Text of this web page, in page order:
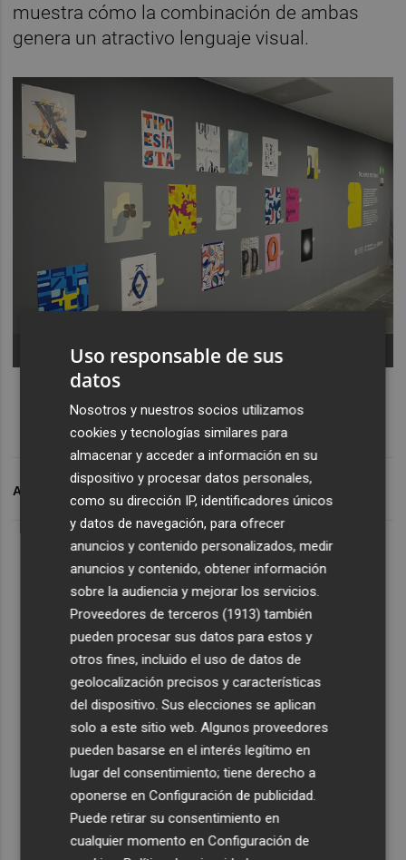
muestra cómo la combinación de ambas
genera un atractivo lenguaje visual.
ARCHIVADO EN
Uso responsable de sus
datos
Nosotros y nuestros socios utilizamos
cookies y tecnologías similares para
almacenar y acceder a información en su
dispositivo y procesar datos personales,
como su dirección IP, identificadores únicos
y datos de navegación, para ofrecer
anuncios y contenido personalizados, medir
anuncios y contenido, obtener información
sobre la audiencia y mejorar los servicios.
Proveedores de terceros (1913) también
pueden procesar sus datos para estos y
otros fines, incluido el uso de datos de
geolocalización precisos y características
del dispositivo. Sus elecciones se aplican
solo a este sitio web. Algunos proveedores
pueden basarse en el interés legítimo en
lugar del consentimiento; tiene derecho a
oponerse enConfiguración de publicidad
Puede retirar su consentimiento en
cualquier momento enConfiguración de